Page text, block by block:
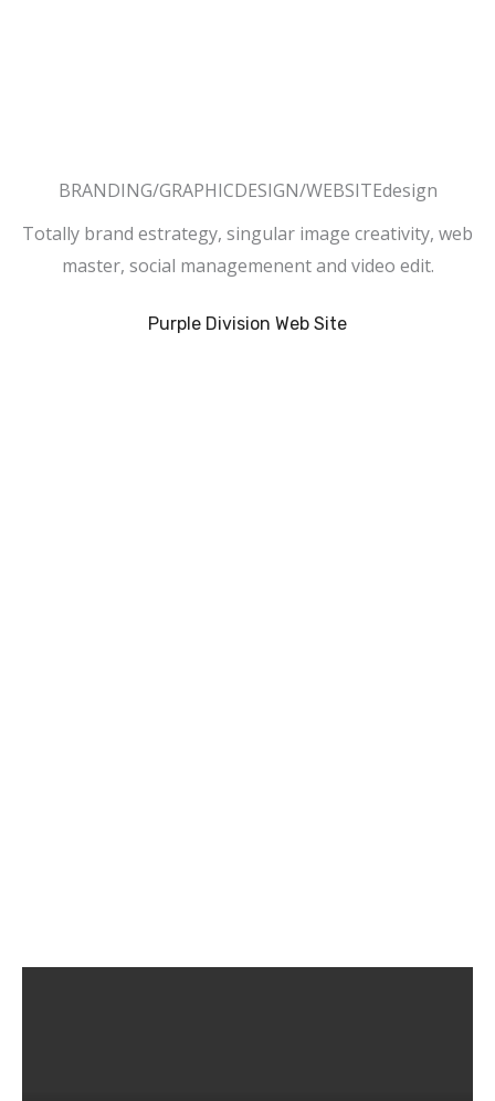
BRANDING/GRAPHICDESIGN/WEBSITEdesign
Totally brand estrategy, singular image creativity, web
master, social managemenent and video edit.
Purple Division Web Site